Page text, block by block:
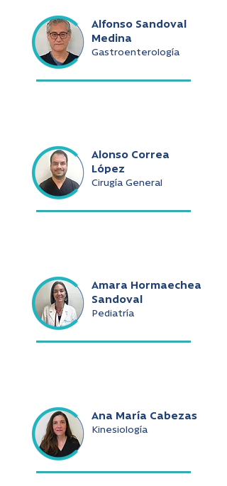
Alfonso Sandoval
Medina
Gastroenterología
Alonso Correa
López
Cirugía General
Amara Hormaechea
Sandoval
Pediatría
Ana María Cabezas
Kinesiología